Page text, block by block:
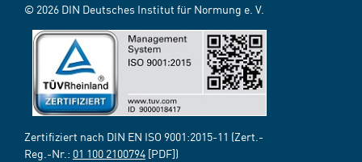
© 2026 DIN Deutsches Institut für Normung e. V.
Zertifiziert nach DIN EN ISO 9001:2015-11 (Zert.-
Reg.-Nr.: 01 100 2100794 [PDF])